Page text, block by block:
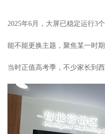
2025年6月，大屏已稳定运行3
能不能更换主题，聚焦某一时
当时正值高考季，不少家长到